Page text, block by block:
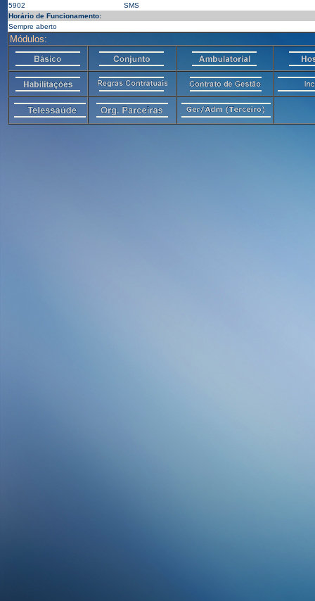
5902
SMS
Horário de Funcionamento:
Sempre aberto
Módulos: